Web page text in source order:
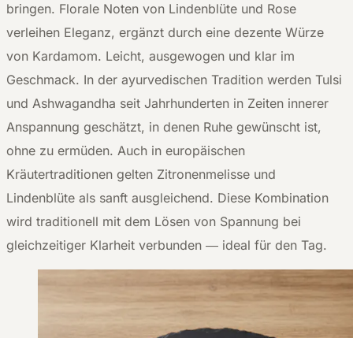
bringen. Florale Noten von Lindenblüte und Rose
verleihen Eleganz, ergänzt durch eine dezente Würze
von Kardamom. Leicht, ausgewogen und klar im
Geschmack. In der ayurvedischen Tradition werden Tulsi
und Ashwagandha seit Jahrhunderten in Zeiten innerer
Anspannung geschätzt, in denen Ruhe gewünscht ist,
ohne zu ermüden. Auch in europäischen
Kräutertraditionen gelten Zitronenmelisse und
Lindenblüte als sanft ausgleichend. Diese Kombination
wird traditionell mit dem Lösen von Spannung bei
gleichzeitiger Klarheit verbunden — ideal für den Tag.